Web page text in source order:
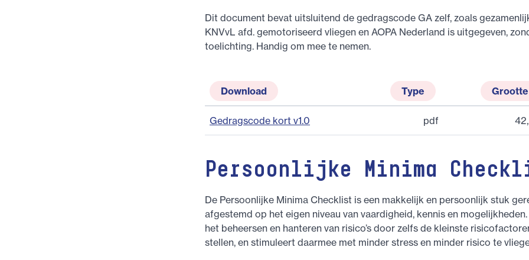
Dit document bevat uitsluitend de gedragscode GA zelf, zoals
KNVvL afd. gemotoriseerd vliegen en AOPA Nederland is uitgegeven,
toelichting. Handig om mee te nemen.
Download Type Grootte
Gedragscode kort v1.0 pdf
Persoonlijke Minima
De Persoonlijke Minima Checklist is een makkelijk en persoonlijk stuk
afgestemd op het eigen niveau van vaardigheid, kennis en
het beheersen en hanteren van risico’s door zelfs de kleinste
stellen, en stimuleert daarmee met minder stress en minder risico te